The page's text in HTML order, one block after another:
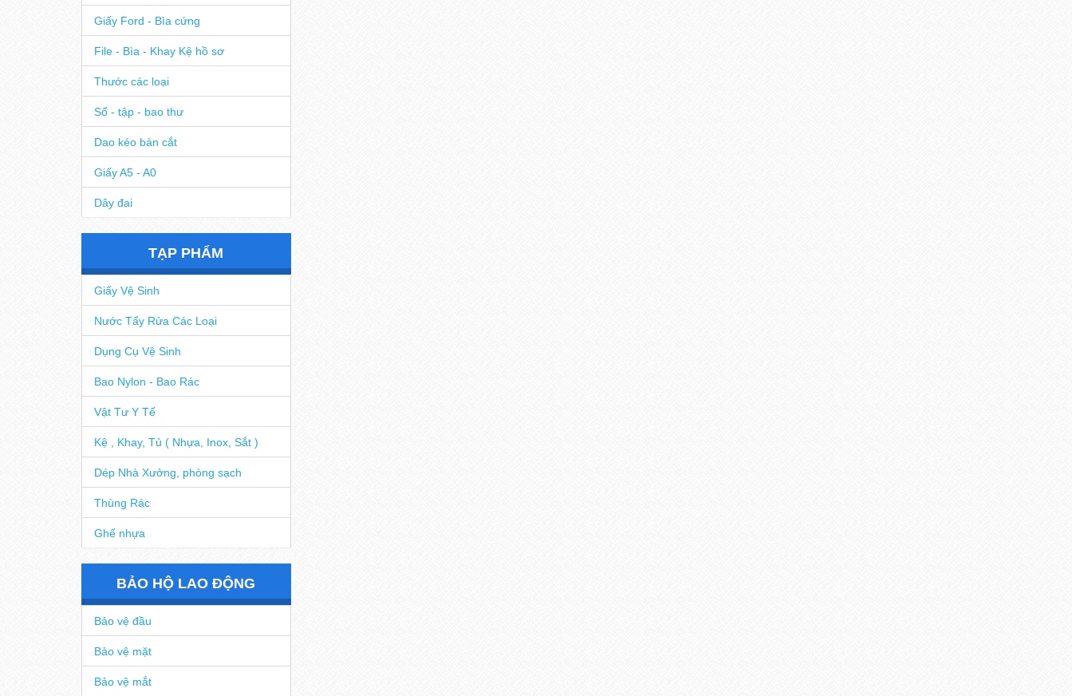
Giấy Ford - Bìa cứng
File - Bìa - Khay Kệ hồ sơ
Thước các loại
Sổ - tập - bao thư
Dao kéo bàn cắt
Giấy A5 - A0
Dây đai
TẠP PHẨM
Giấy Vệ Sinh
Nước Tẩy Rửa Các Loại
Dụng Cụ Vệ Sinh
Bao Nylon - Bao Rác
Vật Tư Y Tế
Kệ , Khay, Tủ ( Nhựa, Inox, Sắt )
Dép Nhà Xưởng, phòng sạch
Thùng Rác
Ghế nhựa
BẢO HỘ LAO ĐỘNG
Bảo vệ đầu
Bảo vệ mặt
Bảo vệ mắt